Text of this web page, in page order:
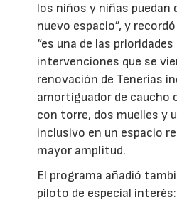
los niños y niñas
nuevo espacio”, y
“es una de las
intervenciones que se
renovación de Tenerías
amortiguador de caucho
con torre, dos muelles y
inclusivo en un espacio
mayor amplitud.
El programa añadió
piloto de especial